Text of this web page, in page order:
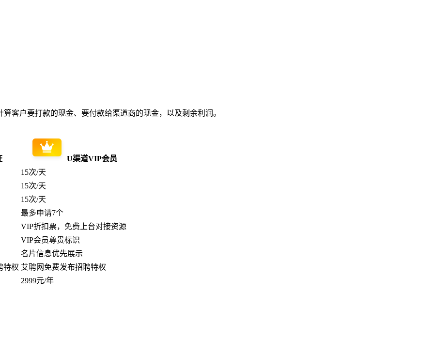
客户要打款的现金、要付款给渠道商的现金，以及剩余利润。
U渠道VIP会员
15次/天
15次/天
15次/天
最多申请7个
VIP折扣票，免费上台对接资源
VIP会员尊贵标识
名片信息优先展示
特权 艾聘网免费发布招聘特权
2999元/年